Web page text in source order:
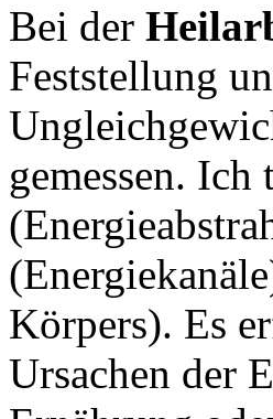
Bei der
Feststellung
gemessen.
Körpers). Es
Ursachen der